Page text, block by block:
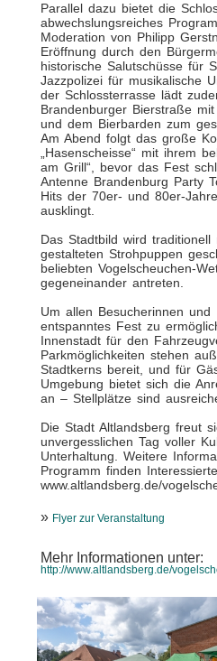
Parallel dazu bietet die
abwechslungsreiches
Moderation von Philipp
Eröffnung durch den
historische Salutschüsse für
Jazzpolizei für musikalische
der Schlossterrasse lädt
Brandenburger Bierstraße
und dem Bierbarden zum
Am Abend folgt das große
„Hasenscheisse“ mit ihrem
am Grill“, bevor das Fest
Antenne Brandenburg Party
Hits der 70er- und 80er-
ausklingt.
Das Stadtbild wird traditionell
gestalteten Strohpuppen
beliebten Vogelscheuchen-
gegeneinander antreten.
Um allen Besucherinnen und
entspanntes Fest zu
Innenstadt für den
Parkmöglichkeiten stehen
Stadtkerns bereit, und für
Umgebung bietet sich die
an – Stellplätze sind
Die Stadt Altlandsberg freut
unvergesslichen Tag voller
Unterhaltung. Weitere
Programm finden
www.altlandsberg.de/
» Flyer zur Veranstaltung
Mehr Informationen unter:
http://www.altlandsberg.de/